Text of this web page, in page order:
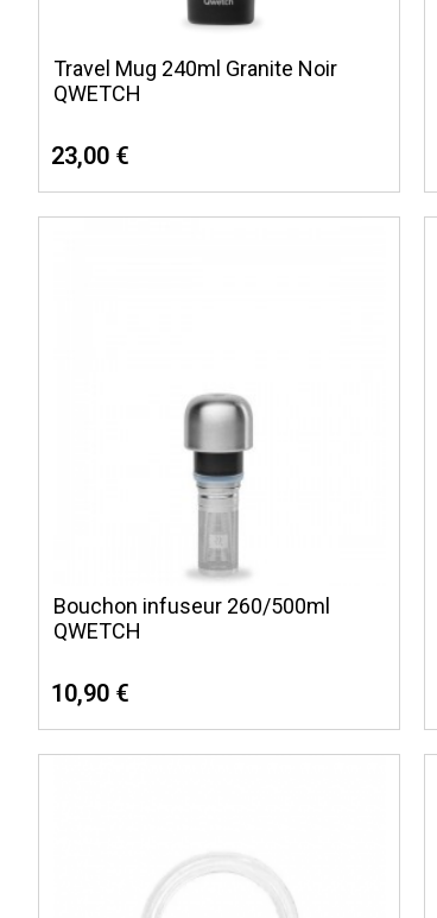
Travel Mug 240ml Granite Noir
QWETCH
23,00 €
Bouchon infuseur 260/500ml
QWETCH
10,90 €